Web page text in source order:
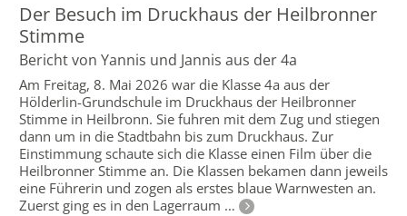
Der Besuch im Druckhaus der Heilbronner
Stimme
Bericht von Yannis und Jannis aus der 4a
Am Freitag, 8. Mai 2026 war die Klasse 4a aus der
Hölderlin-Grundschule im Druckhaus der Heilbronner
Stimme in Heilbronn. Sie fuhren mit dem Zug und stiegen
dann um in die Stadtbahn bis zum Druckhaus. Zur
Einstimmung schaute sich die Klasse einen Film über die
Heilbronner Stimme an. Die Klassen bekamen dann jeweils
eine Führerin und zogen als erstes blaue Warnwesten an.
Zuerst ging es in den Lagerraum …